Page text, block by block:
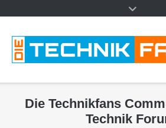
Die Technikfans
Technik